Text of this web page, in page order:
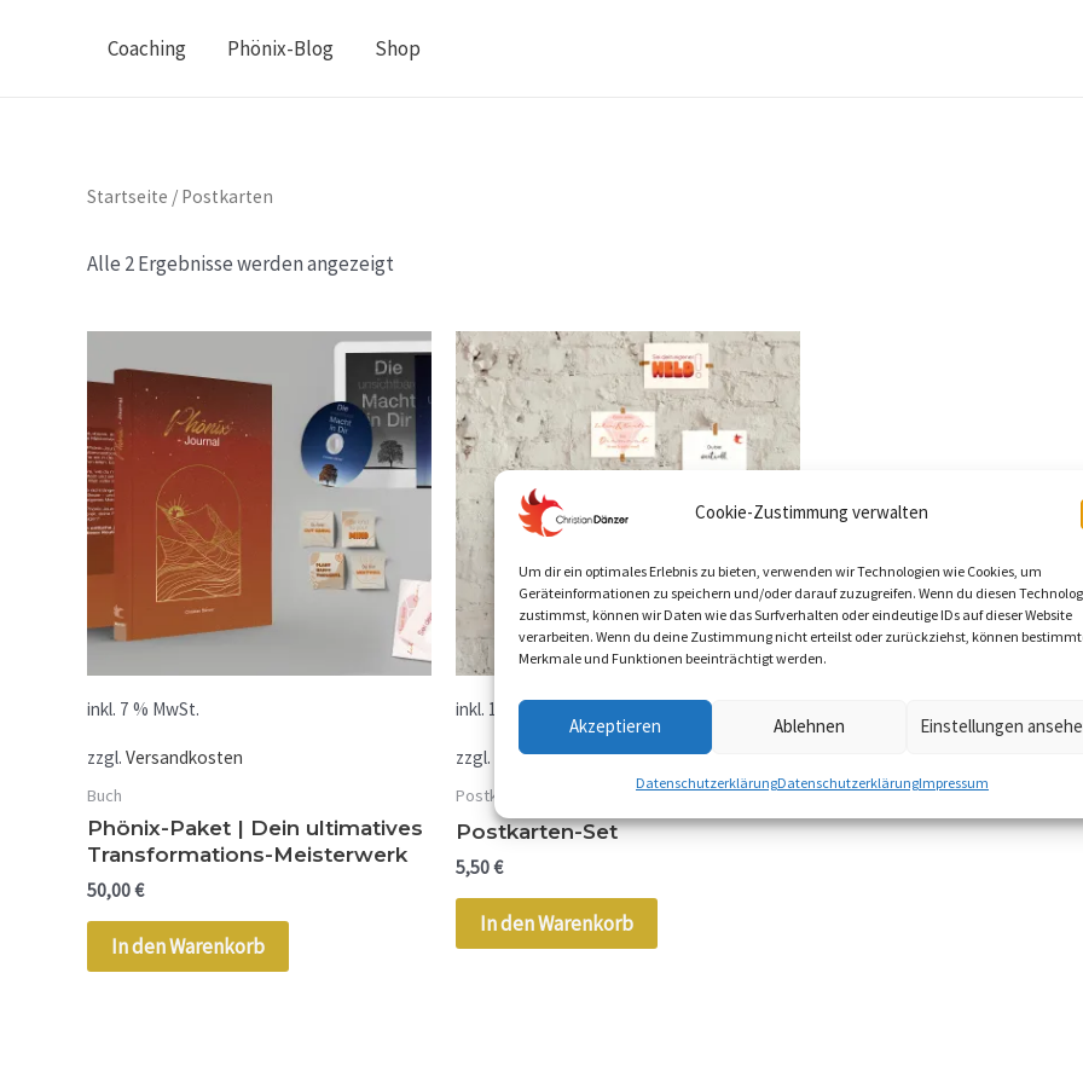
Cookie-Zustimmung verwalten
Um dir ein optimales Erlebnis zu bieten, verwenden wir Technologien wie Cookies, um
Geräteinformationen zu speichern und/oder darauf zuzugreifen. Wenn du diesen
zustimmst, können wir Daten wie das Surfverhalten oder eindeutige IDs auf dieser Website
verarbeiten. Wenn du deine Zustimmung nicht erteilst oder zurückziehst, können
Merkmale und Funktionen beeinträchtigt werden.
Akzeptieren Ablehnen Einstellungen
DatenschutzerklärungDatenschutzerklärungImpressum
Coaching Phönix-Blog Shop
Startseite / Postkarten
Alle 2 Ergebnisse werden angezeigt
inkl. 7 % MwSt.
zzgl. Versandkosten
Buch
Phönix-Paket | Dein ultimatives
Transformations-Meisterwerk
50,00€
In den Warenkorb
inkl. 19 % MwSt.
zzgl. Versandkosten
Postkarten
Postkarten-Set
5,50€
In den Warenkorb